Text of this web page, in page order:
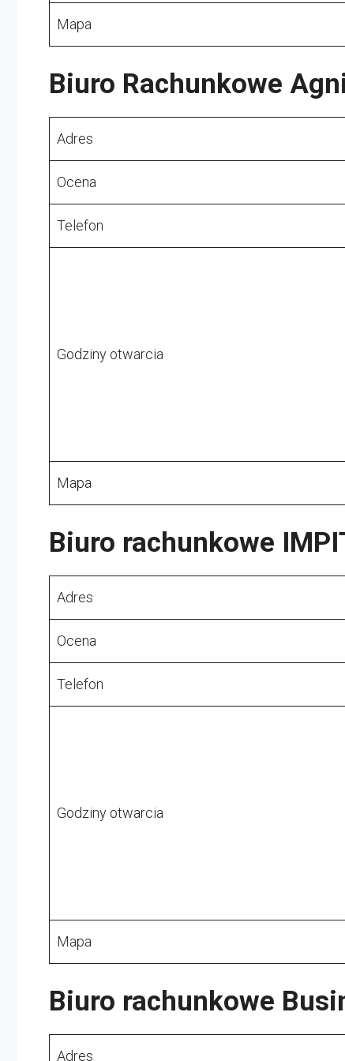
Mapa
Biuro Rachunkowe
Adres
Ocena
Telefon
Godziny otwarcia
Mapa
Biuro rachunkowe
Adres
Ocena
Telefon
Godziny otwarcia
Mapa
Biuro rachunkowe
Adres